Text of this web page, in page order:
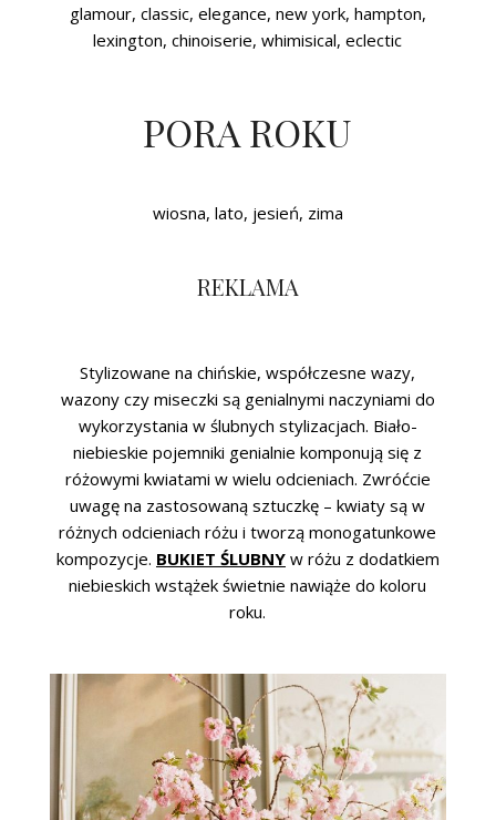
glamour, classic, elegance, new york, hampton,
lexington, chinoiserie, whimisical, eclectic
PORA ROKU
wiosna, lato, jesień, zima
REKLAMA
Stylizowane na chińskie, współczesne wazy,
wazony czy miseczki są genialnymi naczyniami do
wykorzystania w ślubnych stylizacjach. Biało-
niebieskie pojemniki genialnie komponują się z
różowymi kwiatami w wielu odcieniach. Zwróćcie
uwagę na zastosowaną sztuczkę – kwiaty są w
różnych odcieniach różu i tworzą monogatunkowe
kompozycje. BUKIET ŚLUBNYw różu z dodatkiem
niebieskich wstążek świetnie nawiąże do koloru
roku.